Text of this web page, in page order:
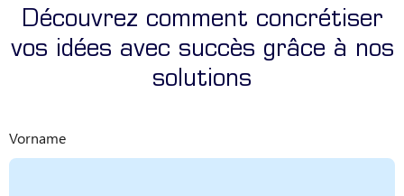
Découvrez comment concrétiser
vos idées avec succès grâce à nos
solutions
Vorname